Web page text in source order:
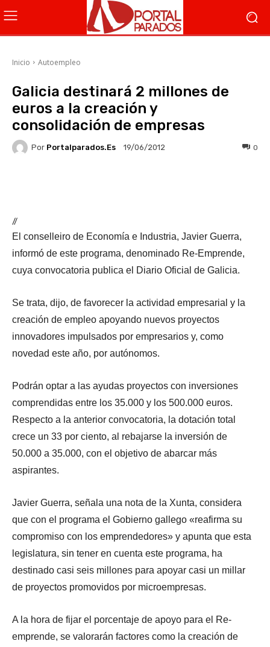
Inicio Autoempleo
Galicia destinará 2 millones de
euros a la creación y
consolidación de empresas
Por Portalparados.es 19/06/2012 0
//
El conselleiro de Economía e Industria, Javier Guerra,
informó de este programa, denominado Re-Emprende,
cuya convocatoria publica el Diario Oficial de Galicia.
Se trata, dijo, de favorecer la actividad empresarial y la
creación de empleo apoyando nuevos proyectos
innovadores impulsados por empresarios y, como
novedad este año, por autónomos.
Podrán optar a las ayudas proyectos con inversiones
comprendidas entre los 35.000 y los 500.000 euros.
Respecto a la anterior convocatoria, la dotación total
crece un 33 por ciento, al rebajarse la inversión de
50.000 a 35.000, con el objetivo de abarcar más
aspirantes.
Javier Guerra, señala una nota de la Xunta, considera
que con el programa el Gobierno gallego «reafirma su
compromiso con los emprendedores» y apunta que esta
legislatura, sin tener en cuenta este programa, ha
destinado casi seis millones para apoyar casi un millar
de proyectos promovidos por microempresas.
A la hora de fijar el porcentaje de apoyo para el Re-
emprende, se valorarán factores como la creación de